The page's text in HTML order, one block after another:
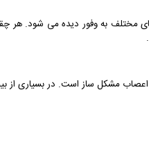
مختلف به وفور دیده می شود. هر
اعصاب مشکل ساز است. در بسیاری از